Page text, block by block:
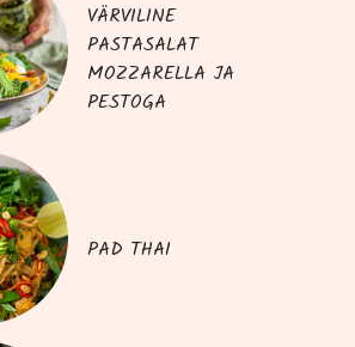
VÄRVILINE
PASTASALAT
MOZZARELLA JA
PESTOGA
PAD THAI